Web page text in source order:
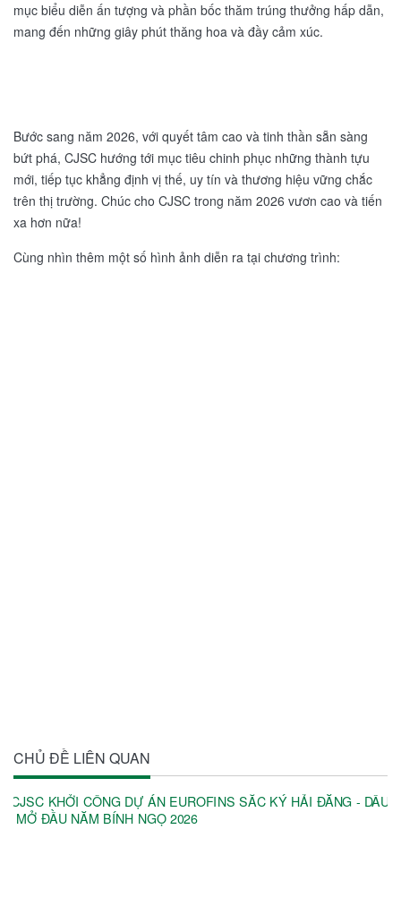
mục biểu diễn ấn tượng và phần bốc thăm trúng thưởng hấp dẫn,
mang đến những giây phút thăng hoa và đầy cảm xúc.
Bước sang năm 2026, với quyết tâm cao và tinh thần sẵn sàng
bứt phá, CJSC hướng tới mục tiêu chinh phục những thành tựu
mới, tiếp tục khẳng định vị thế, uy tín và thương hiệu vững chắc
trên thị trường. Chúc cho CJSC trong năm 2026 vươn cao và tiến
xa hơn nữa!
Cùng nhìn thêm một số hình ảnh diễn ra tại chương trình:
CHỦ ĐỀ LIÊN QUAN